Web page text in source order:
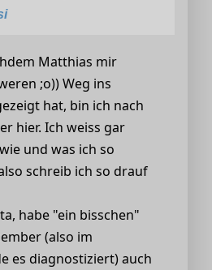
Matthias mir
;o)) Weg ins
hat, bin ich nach
hier. Ich weiss gar
und was ich so
schreib ich so drauf
habe "ein bisschen"
(also im
es diagnostiziert) auch